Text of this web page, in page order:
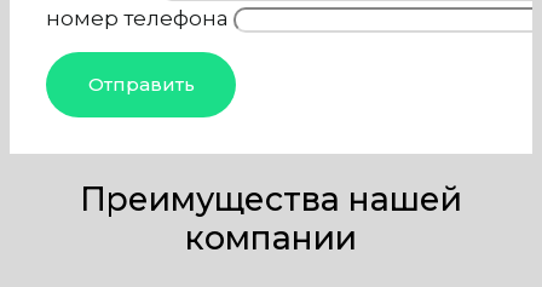
номер телефона
Преимущества нашей
компании